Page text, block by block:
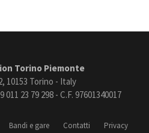
Torino Piemonte
10153 Torino - Italy
011 23 79 298 - C.F. 97601340017
Bandi e gare Contatti
Privacy